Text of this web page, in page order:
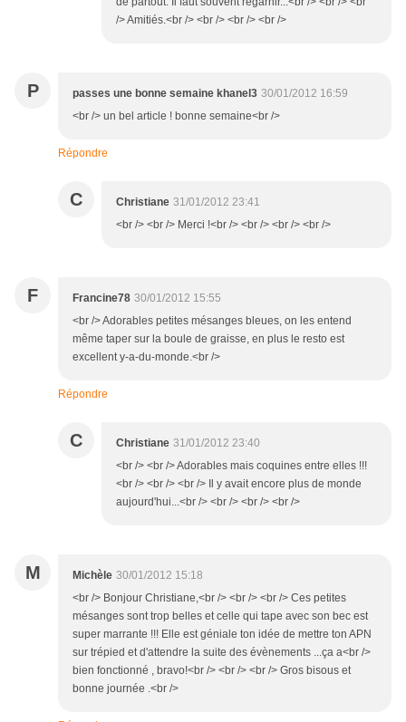
/> Amitiés.<br /> <br /> <br /> <br />
P passes une bonne semaine khanel3 30/01/2012 16:59
<br /> un bel article ! bonne semaine<br />
Répondre
C Christiane 31/01/2012 23:41
<br /> <br /> Merci !<br /> <br /> <br /> <br />
F Francine78 30/01/2012 15:55
<br /> Adorables petites mésanges bleues, on les entend
même taper sur la boule de graisse, en plus le resto est
excellent y-a-du-monde.<br />
Répondre
C Christiane 31/01/2012 23:40
<br /> <br /> Adorables mais coquines entre elles !!!
<br /> <br /> <br /> Il y avait encore plus de monde
aujourd'hui...<br /> <br /> <br /> <br />
M Michèle 30/01/2012 15:18
<br /> Bonjour Christiane,<br /> <br /> <br /> Ces petites
mésanges sont trop belles et celle qui tape avec son bec est
super marrante !!! Elle est géniale ton idée de mettre ton APN
sur trépied et d'attendre la suite des évènements ...ça a<br />
bien fonctionné , bravo!<br /> <br /> <br /> Gros bisous et
bonne journée .<br />